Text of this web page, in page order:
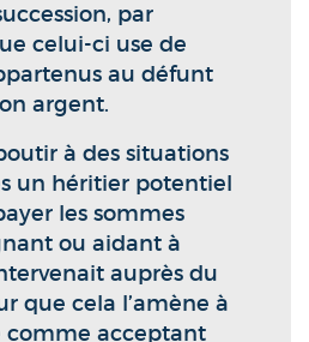
par
celui-ci use de
au défunt
argent.
à des situations
un héritier potentiel
les sommes
ou aidant à
auprès du
que cela l’amène à
comme acceptant